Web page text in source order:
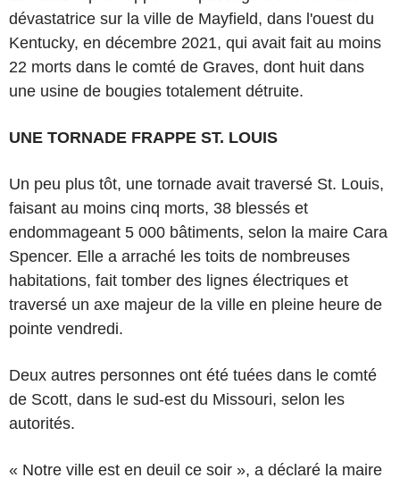
dévastatrice sur la ville de Mayfield, dans l'ouest du
Kentucky, en décembre 2021, qui avait fait au moins
22 morts dans le comté de Graves, dont huit dans
une usine de bougies totalement détruite.
UNE TORNADE FRAPPE ST. LOUIS
Un peu plus tôt, une tornade avait traversé St. Louis,
faisant au moins cinq morts, 38 blessés et
endommageant 5 000 bâtiments, selon la maire Cara
Spencer. Elle a arraché les toits de nombreuses
habitations, fait tomber des lignes électriques et
traversé un axe majeur de la ville en pleine heure de
pointe vendredi.
Deux autres personnes ont été tuées dans le comté
de Scott, dans le sud-est du Missouri, selon les
autorités.
« Notre ville est en deuil ce soir », a déclaré la maire